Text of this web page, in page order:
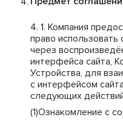
Компания
право использовать
через
интерфейса сайта,
Устройства, для
с интерфейсом
следующих
Ознакомление с